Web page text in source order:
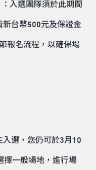
入選團隊須於此期間
新台幣500元及保證金
報名流程，以確保場
選，您仍可於3月10
擇一般場地，進行場